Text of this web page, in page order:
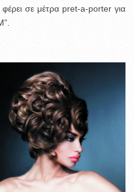
σε μέτρα pret-a-porter για